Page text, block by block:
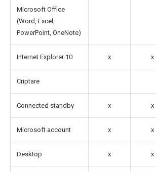
Microsoft Office
(Word, Excel,
PowerPoint, OneNote)
Internet Explorer 10 x x
Criptare
Connected standby x x
Microsoft account x x
Desktop x x